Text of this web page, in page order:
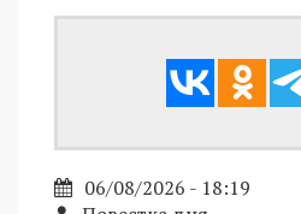
06/08/2026 - 18:19